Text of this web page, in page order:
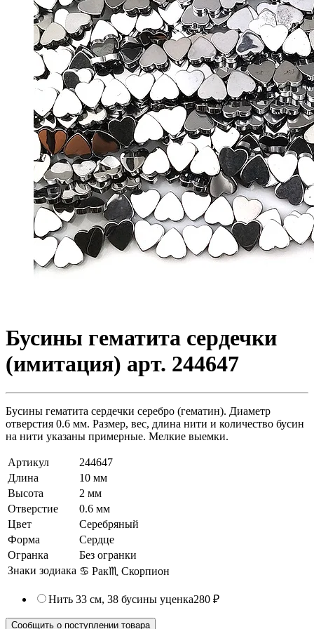
Бусины гематита сердечки
(имитация) арт. 244647
Бусины гематита сердечки серебро (гематин). Диаметр
отверстия 0.6 мм. Размер, вес, длина нити и количество бусин
на нити указаны примерные. Мелкие выемки.
Артикул
244647
Длина
10 мм
Высота
2 мм
Отверстие
0.6 мм
Цвет
Серебряный
Форма
Сердце
Огранка
Без огранки
Знаки зодиака ♋ Рак♏ Скорпион
Нить 33 см, 38 бусины уценка280 ₽
Сообщить о поступлении товара